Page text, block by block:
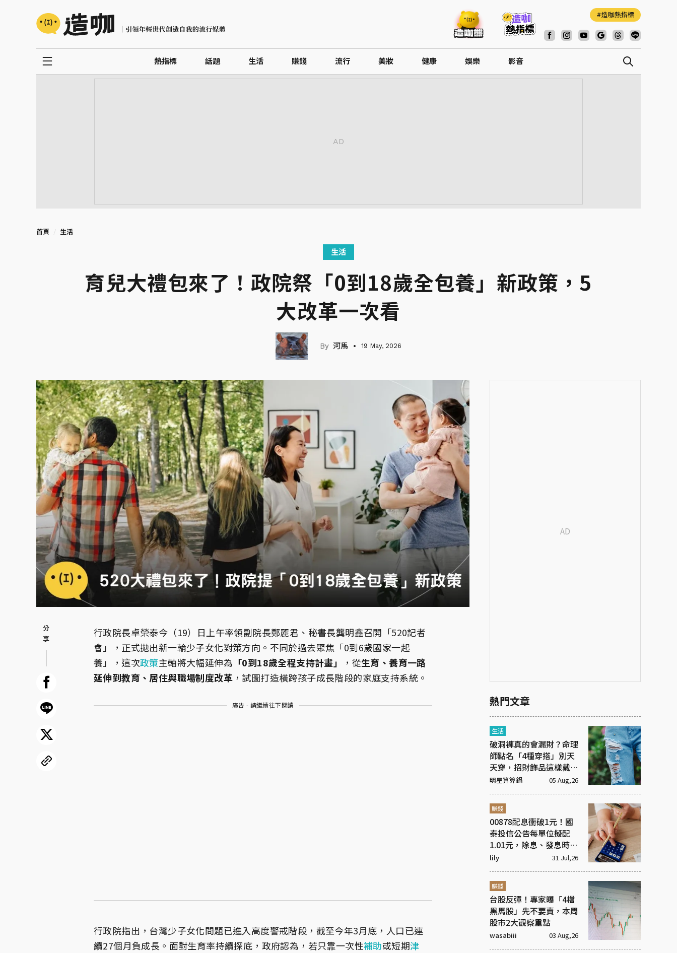
造咖熱指標
熱指標 話題 生活 賺錢 流行 美妝 健康 娛樂 影音
首頁 生活
生活
育兒大禮包來了！政院祭「0到18歲全包養」新政策，5
大改革一次看
河馬 19 May, 2026
行政院長卓榮泰今（19）日上午率領副院長鄭麗君、秘書長龔明鑫召開「520記者
會」，正式拋出新一輪少子女化對策方向。不同於過去聚焦「0到6歲國家一起
養」，這次政策主軸將大幅延伸為 「0到18歲全程支持計畫」 ，從生育、養育一路
延伸到教育、居住與職場制度改革 ，試圖打造橫跨孩子成長階段的家庭支持系統。
廣告 - 請繼續往下閱讀
行政院指出，台灣少子女化問題已進入高度警戒階段，截至今年3月底，人口已連
續27個月負成長。面對生育率持續探底，政府認為，若只靠一次性補助或短期津
熱門文章
生活
破洞褲真的會漏財？命理
師點名「4種穿搭」別天
天穿，招財飾品這樣戴才
有效
明星算算鍋 05 Aug,26
賺錢
00878配息衝破1元！國
泰投信公告每單位擬配
1.01元，除息、發息時間
一次看！
lily 31 Jul,26
賺錢
台股反彈！專家曝「4檔
黑馬股」先不要賣，本周
股市2大觀察重點
wasabiii 03 Aug,26